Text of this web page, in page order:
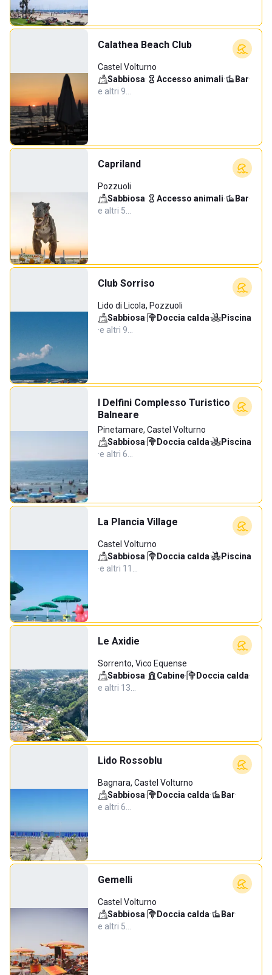
Calathea Beach Club
Castel Volturno
Sabbiosa· Accesso animali· Bar·
e altri 9…
Capriland
Pozzuoli
Sabbiosa· Accesso animali· Bar·
e altri 5…
Club Sorriso
Lido di Licola, Pozzuoli
Sabbiosa· Doccia calda·
Piscina
·e altri 9…
I Delfini Complesso Turistico
Balneare
Pinetamare, Castel Volturno
Sabbiosa· Doccia calda·
Piscina
·e altri 6…
La Plancia Village
Castel Volturno
Sabbiosa· Doccia calda·
Piscina
·e altri 11…
Le Axidie
Sorrento, Vico Equense
Sabbiosa· Cabine· Doccia calda·
e altri 13…
Lido Rossoblu
Bagnara, Castel Volturno
Sabbiosa· Doccia calda· Bar·
e altri 6…
Gemelli
Castel Volturno
Sabbiosa· Doccia calda· Bar·
e altri 5…